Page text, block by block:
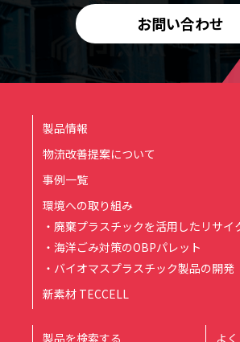
お問い合わせ
製品情報
物流改善提案について
事例一覧
環境への取り組み
・廃棄プラスチックを活用したリサイ
・海洋ごみ対策のOBPパレット
・バイオマスプラスチック製品の開発
新素材 TECCELL
製品を検索する よ